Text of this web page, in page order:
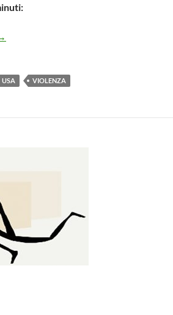
Come cittadini del mondo…
USA VIOLENZA